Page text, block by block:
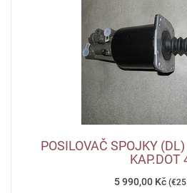
POSILOVAČ SPOJKY
KAP.DOT
5 990,00 Kč